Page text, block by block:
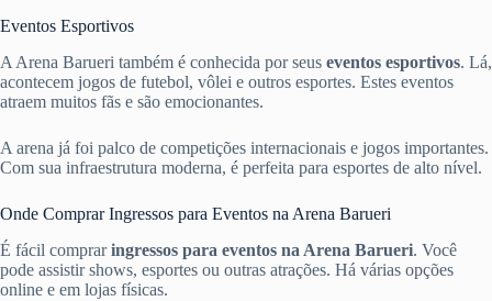
Eventos Esportivos
A Arena Barueri também é conhecida por seus eventos esportivos. Lá,
acontecem jogos de futebol, vôlei e outros esportes. Estes eventos
atraem muitos fãs e são emocionantes.
A arena já foi palco de competições internacionais e jogos importantes.
Com sua infraestrutura moderna, é perfeita para esportes de alto nível.
Onde Comprar Ingressos para Eventos na Arena Barueri
É fácil compraringressos para eventos na Arena Barueri. Você
pode assistir shows, esportes ou outras atrações. Há várias opções
online e em lojas físicas.